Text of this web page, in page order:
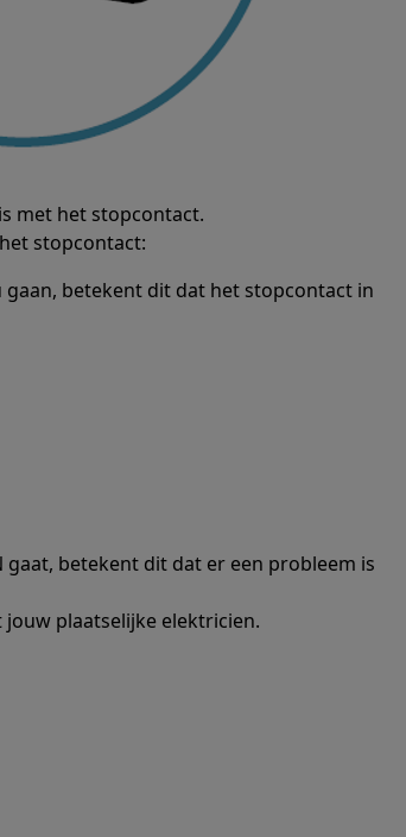
met het stopcontact.
stopcontact:
gaan, betekent dit dat het stopcontact in
gaat, betekent dit dat er een probleem is
plaatselijke elektricien.